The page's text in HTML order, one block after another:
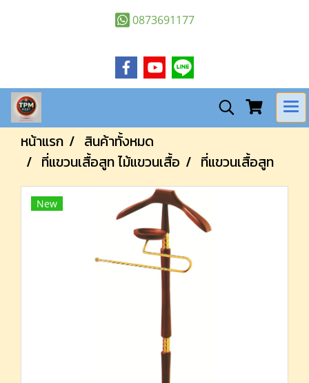
0873691177
หน้าแรก
สินค้าทั้งหมด
ที่แขวนเสื้อสูท ไม้แขวนเสื้อ
ที่แขวนเสื้อสูท
New